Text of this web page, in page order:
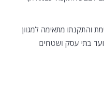
והתקנתו מתאימה למגוון
בתי עסק ושטחים